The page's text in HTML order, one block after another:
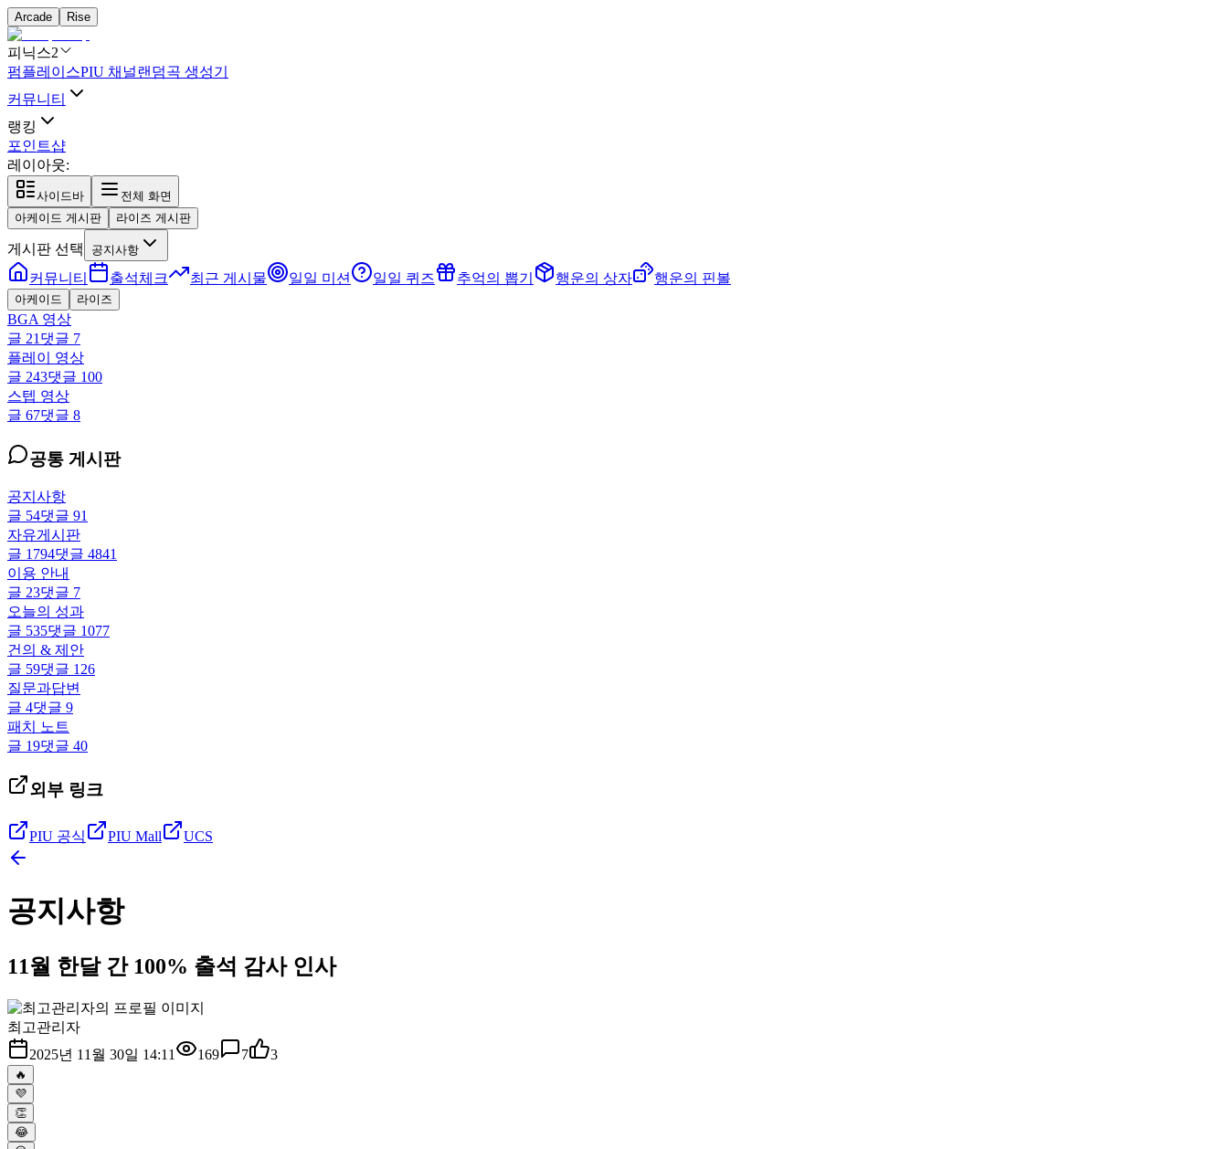
Arcade Rise
피닉스2
펌플레이스PIU 채널랜덤곡 생성기
커뮤니티
랭킹
포인트샵
레이아웃:
사이드바
전체 화면
아케이드 게시판
라이즈 게시판
게시판 선택 공지사항
커뮤니티 출석체크 최근 게시물 일일 미션 일일 퀴즈 추억의 뽑기 행운의 상자 행운의 핀볼
아케이드 라이즈
BGA 영상
글 21 댓글 7
플레이 영상
글 243댓글 100
스텝 영상
글 67댓글 8
공통 게시판
공지사항
글 54댓글 91
자유게시판
글 1794댓글 4841
이용 안내
글 23댓글 7
오늘의 성과
글 535댓글 1077
건의 & 제안
글 59댓글 126
질문과답변
글 4댓글 9
패치 노트
글 19댓글 40
외부 링크
PIU 공식 PIU Mall UCS
공지사항
11월 한달 간 100% 출석 감사 인사
최고관리자
2025년 11월 30일 14:11
169 7 3
🔥
💜
👏
😂